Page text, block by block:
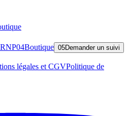
RNP04Boutique 05Demander un suivi
légales et CGVPolitique de